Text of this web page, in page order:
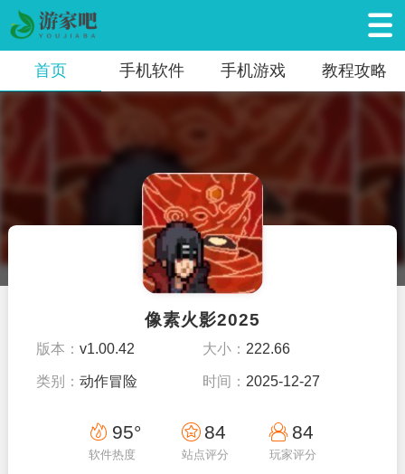
首页 手机软件 手机游戏 教程攻略
像素火影2025
版本：v1.00.42 大小： 222.66
类别：动作冒险 时间： 2025-12-27
95°
软件热度
84
站点评分
84
玩家评分